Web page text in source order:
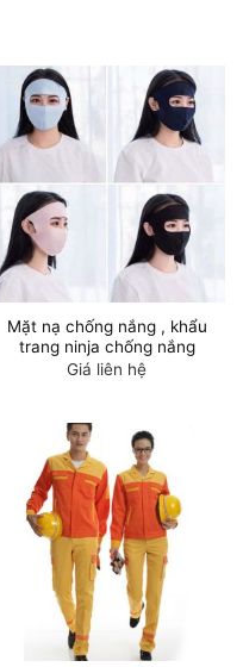
Mặt nạ chống nắng , khẩu
trang ninja chống nắng
Giá liên hệ